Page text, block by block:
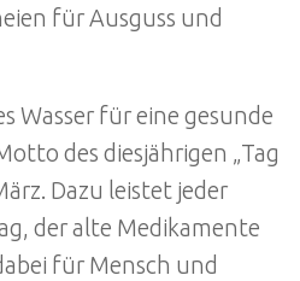
für Ausguss und
Wasser für eine gesunde
des diesjährigen „Tag
Dazu leistet jeder
der alte Medikamente
für Mensch und